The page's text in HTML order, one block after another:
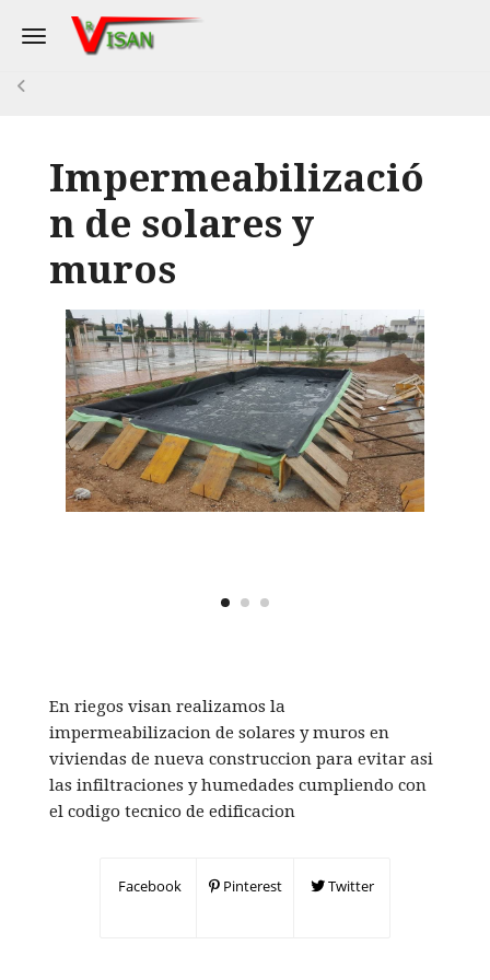
Toggle navigation
Impermeabilizació
n de solares y
muros
En riegos visan realizamos la
impermeabilizacion de solares y muros en
viviendas de nueva construccion para evitar asi
las infiltraciones y humedades cumpliendo con
el codigo tecnico de edificacion
Facebook Pinterest Twitter